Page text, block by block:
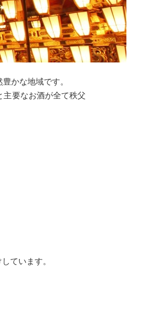
かな地域です。
主要なお酒が全て秩父
ています。